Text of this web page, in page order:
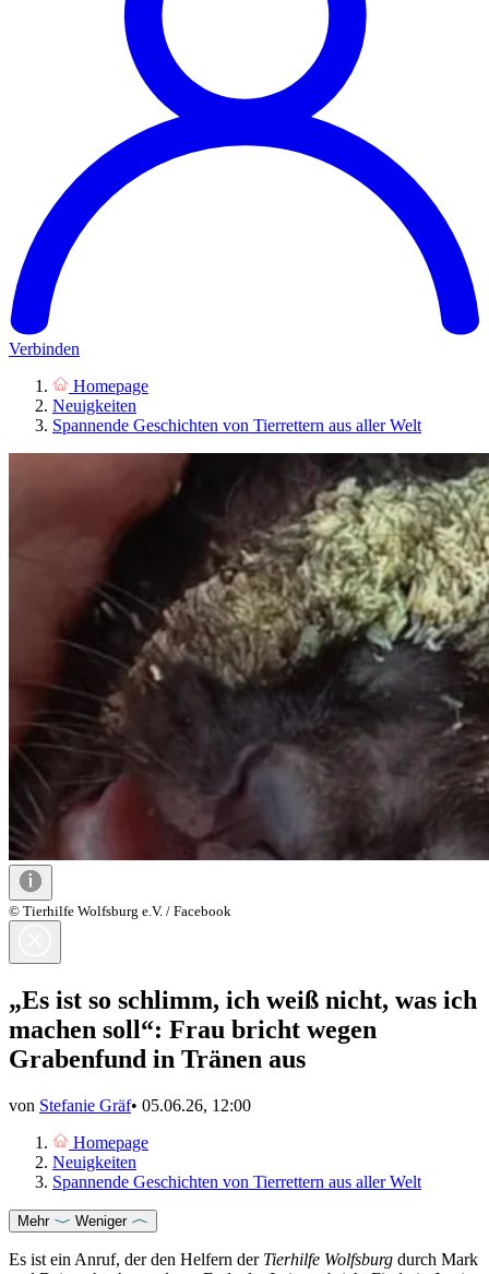
Verbinden
Homepage
Neuigkeiten
Spannende Geschichten von Tierrettern aus aller Welt
© Tierhilfe Wolfsburg e.V. / Facebook
„Es ist so schlimm, ich weiß nicht, was ich
machen soll“: Frau bricht wegen
Grabenfund in Tränen aus
von Stefanie Gräf• 05.06.26, 12:00
Homepage
Neuigkeiten
Spannende Geschichten von Tierrettern aus aller Welt
Mehr Weniger
Es ist ein Anruf, der den Helfern der Tierhilfe Wolfsburg durch Mark